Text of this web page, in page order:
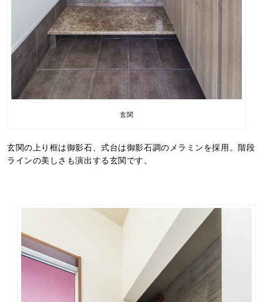
玄関
玄関の上り框は御影石、式台は御影石調のメラミンを採用。階段
ラインの美しさも演出する玄関です。